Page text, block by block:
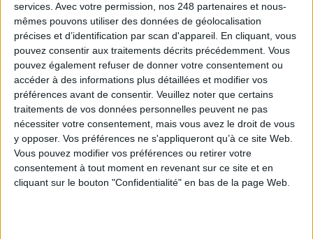
services. Avec votre permission, nos 248 partenaires et nous-
mêmes pouvons utiliser des données de géolocalisation
précises et d’identification par scan d'appareil. En cliquant, vous
pouvez consentir aux traitements décrits précédemment. Vous
pouvez également refuser de donner votre consentement ou
accéder à des informations plus détaillées et modifier vos
préférences avant de consentir. Veuillez noter que certains
traitements de vos données personnelles peuvent ne pas
nécessiter votre consentement, mais vous avez le droit de vous
y opposer. Vos préférences ne s'appliqueront qu’à ce site Web.
Vous pouvez modifier vos préférences ou retirer votre
consentement à tout moment en revenant sur ce site et en
cliquant sur le bouton "Confidentialité" en bas de la page Web.
Archivage physique et électronique : enjeux, méthodes et
outils
Stratégie data : tirez profit de l’intelligence des
données
LES DERNIÈRES PARUTIONS